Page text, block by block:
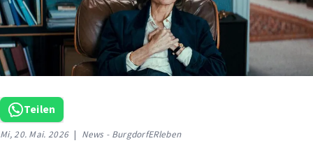
Teilen
Mi, 20. Mai. 2026 | News - BurgdorfERleben